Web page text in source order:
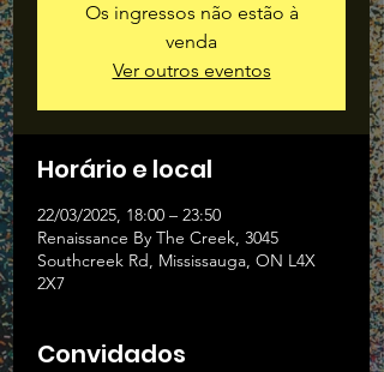
Os ingressos não estão à
venda
Ver outros eventos
Horário e local
22/03/2025, 18:00 – 23:50
Renaissance By The Creek, 3045
Southcreek Rd, Mississauga, ON L4X
2X7
Convidados